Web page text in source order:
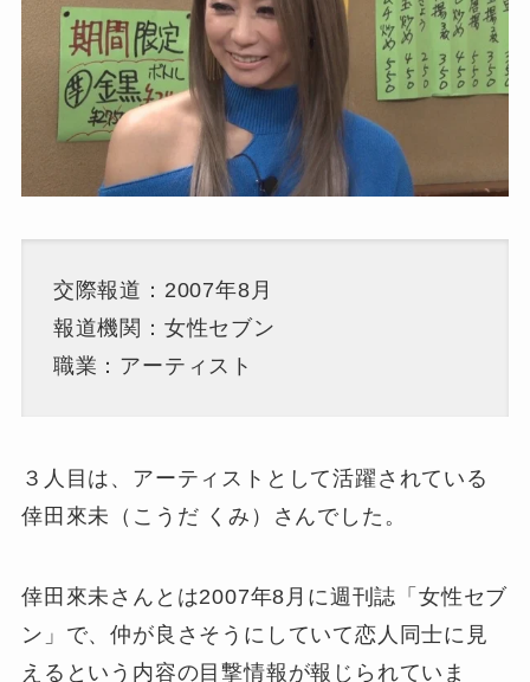
交際報道：2007年8月
報道機関：女性セブン
職業：アーティスト
３人目は、アーティストとして活躍されている
倖田來未（こうだ くみ）さんでした。
倖田來未さんとは2007年8月に週刊誌「女性セブ
ン」で、仲が良さそうにしていて恋人同士に見
えるという内容の目撃情報が報じられていま